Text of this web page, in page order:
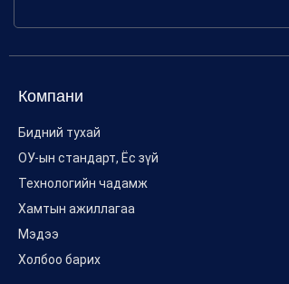
Компани
Бидний тухай
ОУ-ын стандарт, Ёс зүй
Технологийн чадамж
Хамтын ажиллагаа
Мэдээ
Холбоо барих